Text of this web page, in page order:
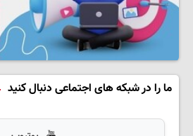
ما را در شبکه های اجتماعی دنبال کنید